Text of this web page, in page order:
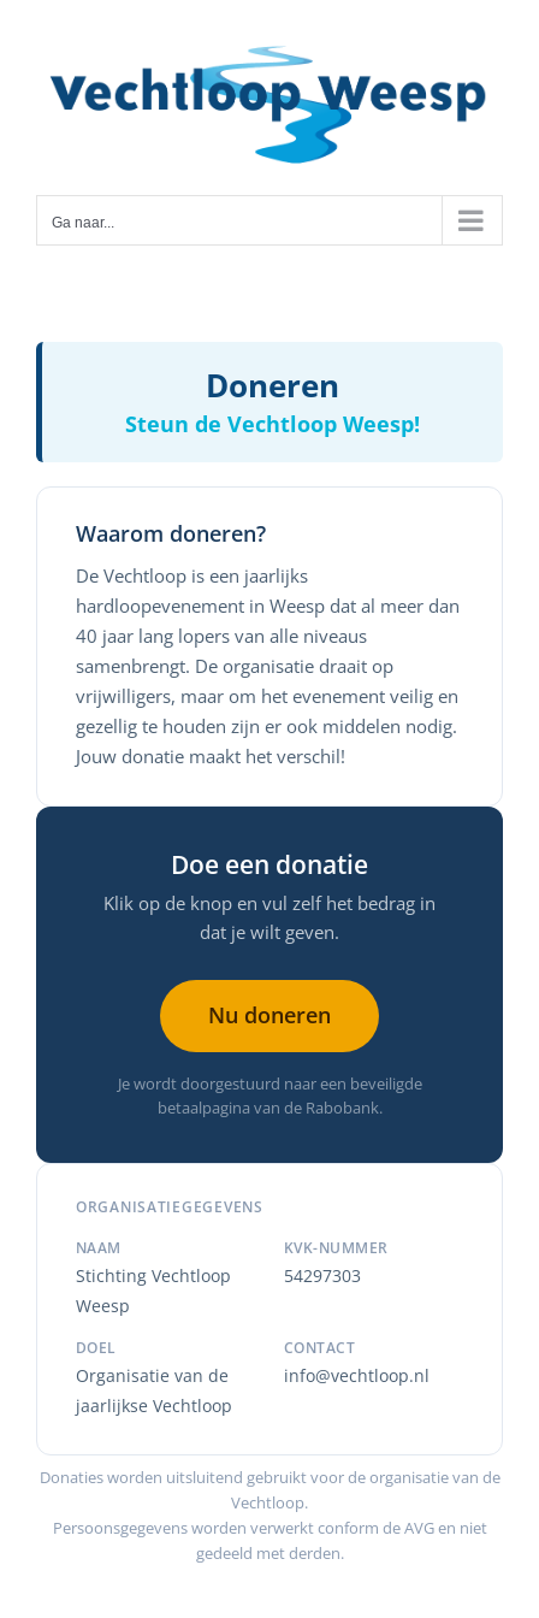
inhoud
Ga naar...
Doneren
Steun de Vechtloop Weesp!
Waarom doneren?
De Vechtloop is een jaarlijks
hardloopevenement in Weesp dat al meer dan
40 jaar lang lopers van alle niveaus
samenbrengt. De organisatie draait op
vrijwilligers, maar om het evenement veilig en
gezellig te houden zijn er ook middelen nodig.
Jouw donatie maakt het verschil!
Doe een donatie
Klik op de knop en vul zelf het bedrag in
dat je wilt geven.
Nu doneren
Je wordt doorgestuurd naar een beveiligde
betaalpagina van de Rabobank.
ORGANISATIEGEGEVENS
NAAM
Stichting Vechtloop
Weesp
KVK-NUMMER
54297303
DOEL
Organisatie van de
jaarlijkse Vechtloop
CONTACT
info@vechtloop.nl
Donaties worden uitsluitend gebruikt voor de organisatie van de
Vechtloop.
Persoonsgegevens worden verwerkt conform de AVG en niet
gedeeld met derden.